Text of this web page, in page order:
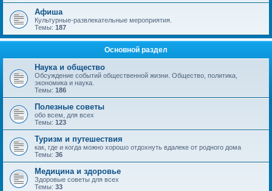
Афиша
Культурные-развлекательные мероприятия.
Темы: 187
Основной раздел
Наука и общество
Обсуждение событий общественной жизни. Общество, политика,
экономика и наука.
Темы: 186
Полезные советы
обо всем, для всех
Темы: 123
Туризм и путешествия
как, где и когда можно хорошо отдохнуть вдалеке от родного дома
Темы: 36
Медицина и здоровье
Здоровые советы для всех
Темы: 33